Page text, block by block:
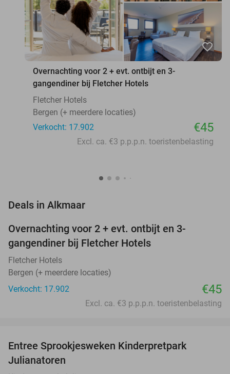
favorite_border
Overnachting voor 2 + evt. ontbijt en 3-
gangendiner bij Fletcher Hotels
Fletcher Hotels
Bergen (+ meerdere locaties)
Verkocht: 17.902
€45
Excl. ca. €3 p.p.p.n. toeristenbelasting
Deals in Alkmaar
Overnachting voor 2 + evt. ontbijt en 3-
gangendiner bij Fletcher Hotels
Fletcher Hotels
Bergen (+ meerdere locaties)
Verkocht: 17.902
€45
Excl. ca. €3 p.p.p.n. toeristenbelasting
Entree Sprookjesweken Kinderpretpark
Julianatoren